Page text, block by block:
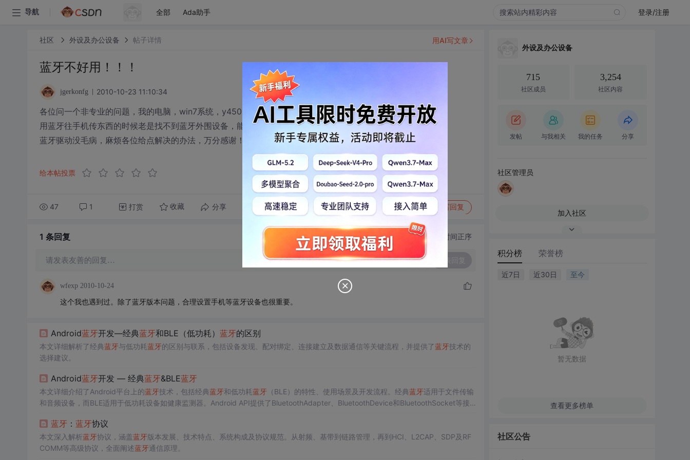
导航 全部 Ada助手 登录/注册
社区 外设及办公设备 帖子详情
蓝牙不好用！！！
jgerkonfg 2010-10-23 11:10:34
各位问一个非专业的问题，我的电脑，win7系统，y450
用蓝牙往手机传东西的时候老是找不到蓝牙外围设备，能搜索到设备就是不能用，
蓝牙驱动没毛病，麻烦各位给点解决的办法，万分感谢！！！！
给本帖投票
47 1 打赏 收藏 分享 转发到动态 举报 写回复
用AI写文章
1 条回复 切换为时间正序
请发表友善的回复…
wfexp 2010-10-24
这个我也遇到过。除了蓝牙版本问题，合理设置手机等蓝牙设备也很重要。
Android蓝牙开发—经典蓝牙和BLE（低功耗） 蓝牙的区别
本文详细解析了经典蓝牙与低功耗蓝牙的区别与联系，包括设备发现、配对绑定、连接建立及数据通信等关键流程，并提供了蓝牙技术的
选择建议。
Android蓝牙开发 — 经典蓝牙&BLE蓝牙
本文详细介绍了Android平台上的蓝牙技术，包括经典蓝牙和低功耗蓝牙 （BLE）的特性、使用场景及开发流程。经典蓝牙适用于文件传输
和音频设备，而BLE适用于低功耗设备如健康监测器。Android API提供了BluetoothAdapter、BluetoothDevice和BluetoothSocket等接
标准。
蓝牙 ： 蓝牙协议
本文深入解析蓝牙协议，涵盖蓝牙版本发展、技术特点、系统构成及协议规范。从射频、基带到链路管理，再到HCI、L2CAP、SDP及RF
COMM等高级协议，全面阐述蓝牙通信原理。
外设及办公设备
715
社区成员
3,254
社区内容
发帖 与我相关 我的任务 分享
社区管理员
加入社区
积分榜 荣誉榜
近7日 近30日 至今
暂无数据
查看更多榜单
社区公告